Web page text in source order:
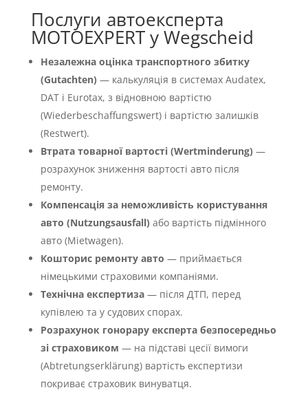
Послуги автоексперта
MOTOEXPERT у Wegscheid
Незалежна оцінка транспортного збитку
(Gutachten) — калькуляція в системах Audatex,
DAT і Eurotax, з відновною вартістю
(Wiederbeschaffungswert) і вартістю залишків
(Restwert).
Втрата товарної вартості (Wertminderung) —
розрахунок зниження вартості авто після
ремонту.
Компенсація за неможливість користування
авто (Nutzungsausfall) або вартість підмінного
авто (Mietwagen).
Кошторис ремонту авто — приймається
німецькими страховими компаніями.
Технічна експертиза— після ДТП, перед
купівлею та у судових спорах.
Розрахунок гонорару експерта безпосередньо
зі страховиком — на підставі цесії вимоги
(Abtretungserklärung) вартість експертизи
покриває страховик винуватця.